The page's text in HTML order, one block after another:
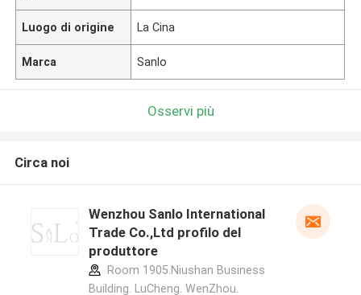
Luogo di origine La Cina
Marca Sanlo
Osservi più
Circa noi
Wenzhou Sanlo International
Trade Co.,Ltd profilo del
produttore
Room 1905.Niushan Business
Building. LuCheng. WenZhou.